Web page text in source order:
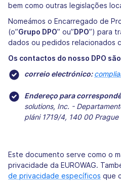
bem como outras legislações
Nomeámos o Encarregado de
(o”Grupo DPO” ou”DPO”) para
dados ou pedidos relacionados
Os contactos do nosso DPO
correio electrónico:
Endereço para
solutions, Inc. -
pláni 1719/4, 140 00 Prague
Este documento serve como o
privacidade da EUROWAG.
de privacidade específicos que